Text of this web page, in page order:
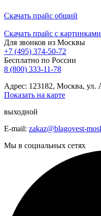
Скачать прайс общий
Скачать прайс с картинками
Для звонков из Москвы
+7 (495) 374-50-72
Бесплатно по России
8 (800) 333-11-78
Адрес: 123182, Москва, ул.
Показать на карте
выходной
E-mail: zakaz@blagovest-
Мы в социальных сетях